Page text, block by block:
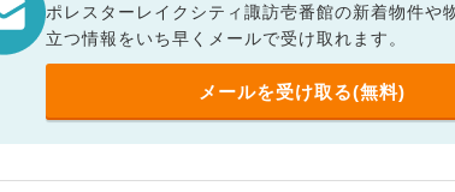
ポレスターレイクシティ諏訪壱番館の新着物件や
立つ情報をいち早くメールで受け取れます。
メールを受け取る(無料)